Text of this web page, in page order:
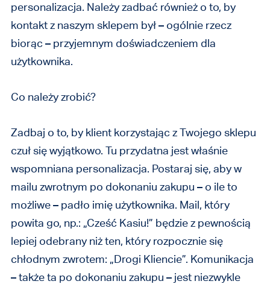
personalizacja. Należy zadbać również o to, by
kontakt z naszym sklepem był – ogólnie rzecz
biorąc – przyjemnym doświadczeniem dla
użytkownika.
Co należy zrobić?
Zadbaj o to, by klient korzystając z Twojego sklepu
czuł się wyjątkowo. Tu przydatna jest właśnie
wspomniana personalizacja. Postaraj się, aby w
mailu zwrotnym po dokonaniu zakupu – o ile to
możliwe – padło imię użytkownika. Mail, który
powita go, np.: „Cześć Kasiu!” będzie z pewnością
lepiej odebrany niż ten, który rozpocznie się
chłodnym zwrotem: „Drogi Kliencie”. Komunikacja
– także ta po dokonaniu zakupu – jest niezwykle